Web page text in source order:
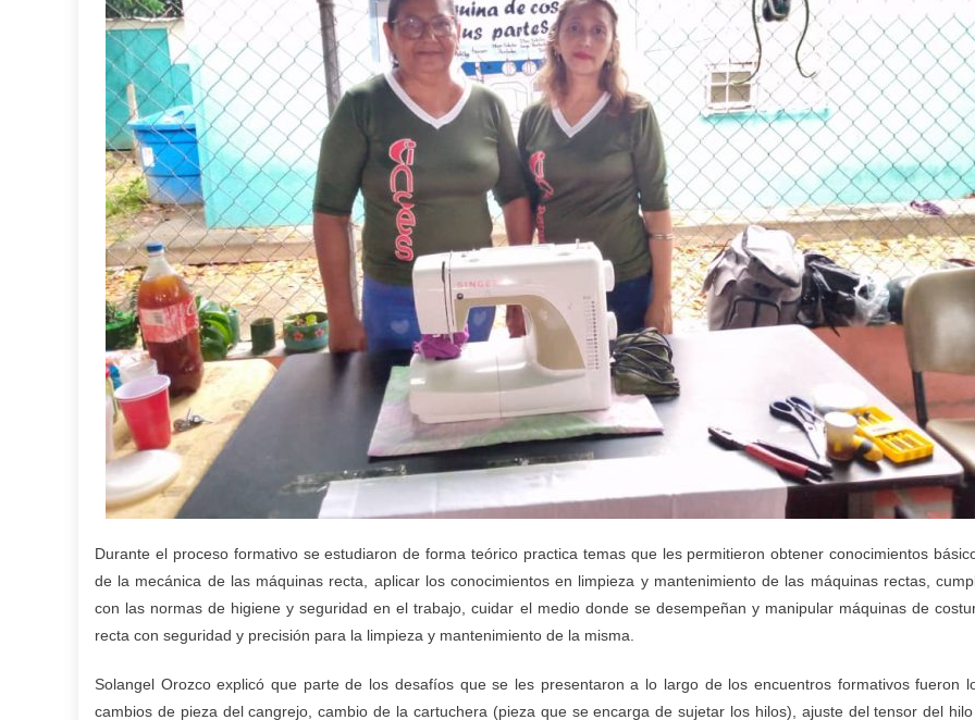
Durante el proceso formativo se estudiaron de forma teórico practica temas que les permitieron obtener conocimientos
de la mecánica de las máquinas recta, aplicar los conocimientos en limpieza y mantenimiento de las máquinas rectas,
con las normas de higiene y seguridad en el trabajo, cuidar el medio donde se desempeñan y manipular máquinas de
recta con seguridad y precisión para la limpieza y mantenimiento de la misma.
Solangel Orozco explicó que parte de los desafíos que se les presentaron a lo largo de los encuentros formativos fueron
cambios de pieza del cangrejo, cambio de la cartuchera (pieza que se encarga de sujetar los hilos), ajuste del tensor del